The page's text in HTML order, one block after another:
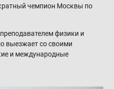
чемпион Москвы по
физики и
выезжает со своими
и международные